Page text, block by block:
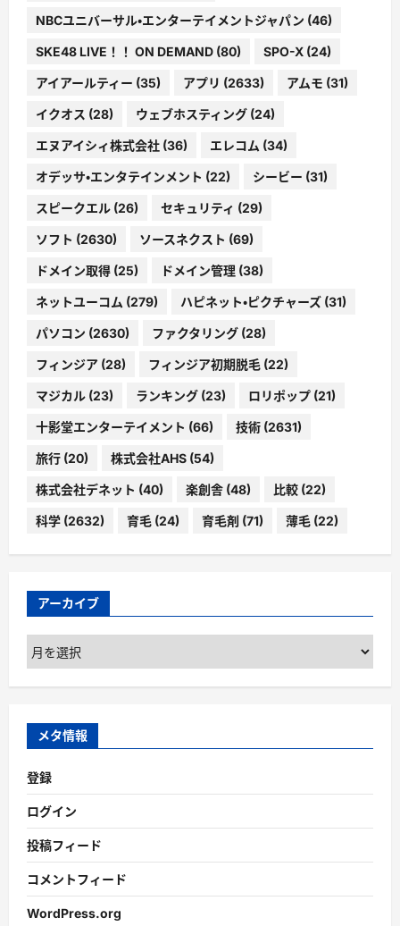
NBCユニバーサル・エンターテイメントジャパン (46)
SKE48 LIVE！！ ON DEMAND (80) SPO-X (24)
アイアールティー (35) アプリ (2633) アムモ (31)
イクオス (28) ウェブホスティング (24)
エヌアイシィ株式会社 (36) エレコム (34)
オデッサ・エンタテインメント (22) シービー (31)
スピークエル (26) セキュリティ (29)
ソフト (2630) ソースネクスト (69)
ドメイン取得 (25) ドメイン管理 (38)
ネットユーコム (279) ハピネット・ピクチャーズ (31)
パソコン (2630) ファクタリング (28)
フィンジア (28) フィンジア初期脱毛 (22)
マジカル (23) ランキング (23) ロリポップ (21)
十影堂エンターテイメント (66) 技術 (2631)
旅行 (20) 株式会社AHS (54)
株式会社デネット (40) 楽創舎 (48) 比較 (22)
科学 (2632) 育毛 (24) 育毛剤 (71) 薄毛 (22)
アーカイブ
ア
ー
カ
ブ
メタ情報
登録
ログイン
投稿フィード
コメントフィード
WordPress.org